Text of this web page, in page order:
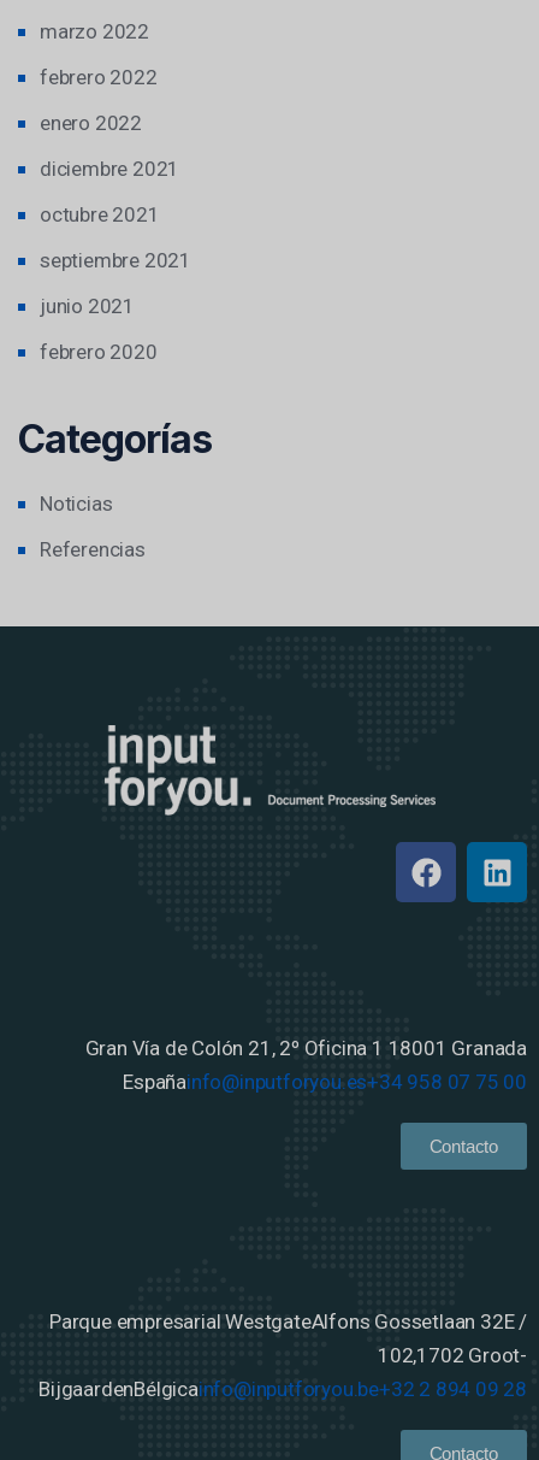
marzo 2022
febrero 2022
enero 2022
diciembre 2021
octubre 2021
septiembre 2021
junio 2021
febrero 2020
Categorías
Noticias
Referencias
Gran Vía de Colón 21, 2º Oficina 1 18001 Granada
Españainfo@inputforyou.es+34 958 07 75 00
Contacto
Parque empresarial WestgateAlfons Gossetlaan 32E /
102,1702 Groot-
BijgaardenBélgicainfo@inputforyou.be+32 2 894 09 28
Contacto